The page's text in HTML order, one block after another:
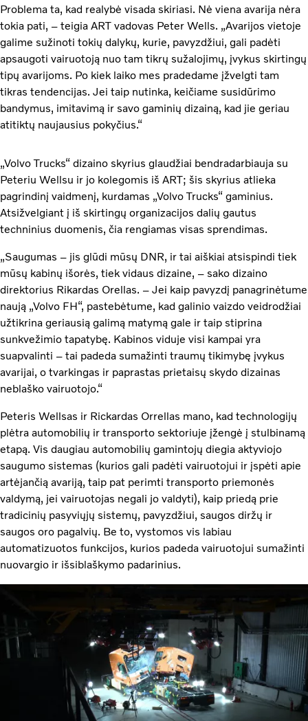
Problema ta, kad realybė visada skiriasi. Nė viena avarija nėra
tokia pati, – teigia ART vadovas Peter Wells. „Avarijos vietoje
galime sužinoti tokių dalykų, kurie, pavyzdžiui, gali padėti
apsaugoti vairuotoją nuo tam tikrų sužalojimų, įvykus skirtingų
tipų avarijoms. Po kiek laiko mes pradedame įžvelgti tam
tikras tendencijas. Jei taip nutinka, keičiame susidūrimo
bandymus, imitavimą ir savo gaminių dizainą, kad jie geriau
atitiktų naujausius pokyčius.“
„Volvo Trucks“ dizaino skyrius glaudžiai bendradarbiauja su
Peteriu Wellsu ir jo kolegomis iš ART; šis skyrius atlieka
pagrindinį vaidmenį, kurdamas „Volvo Trucks“ gaminius.
Atsižvelgiant į iš skirtingų organizacijos dalių gautus
techninius duomenis, čia rengiamas visas sprendimas.
„Saugumas – jis glūdi mūsų DNR, ir tai aiškiai atsispindi tiek
mūsų kabinų išorės, tiek vidaus dizaine, – sako dizaino
direktorius Rikardas Orellas. – Jei kaip pavyzdį panagrinėtume
naują „Volvo FH“, pastebėtume, kad galinio vaizdo veidrodžiai
užtikrina geriausią galimą matymą gale ir taip stiprina
sunkvežimio tapatybę. Kabinos viduje visi kampai yra
suapvalinti – tai padeda sumažinti traumų tikimybę įvykus
avarijai, o tvarkingas ir paprastas prietaisų skydo dizainas
neblaško vairuotojo.“
Peteris Wellsas ir Rickardas Orrellas mano, kad technologijų
plėtra automobilių ir transporto sektoriuje įžengė į stulbinamą
etapą. Vis daugiau automobilių gamintojų diegia aktyviojo
saugumo sistemas (kurios gali padėti vairuotojui ir įspėti apie
artėjančią avariją, taip pat perimti transporto priemonės
valdymą, jei vairuotojas negali jo valdyti), kaip priedą prie
tradicinių pasyviųjų sistemų, pavyzdžiui, saugos diržų ir
saugos oro pagalvių. Be to, vystomos vis labiau
automatizuotos funkcijos, kurios padeda vairuotojui sumažinti
nuovargio ir išsiblaškymo padarinius.